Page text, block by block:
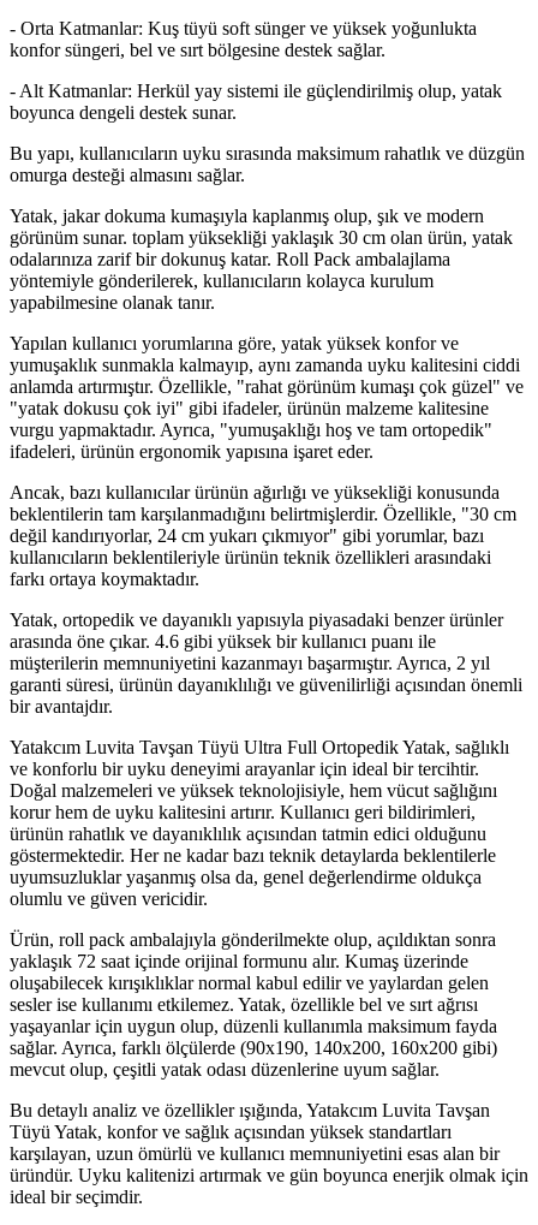
- Orta Katmanlar: Kuş tüyü soft sünger ve yüksek yoğunlukta
konfor süngeri, bel ve sırt bölgesine destek sağlar.
- Alt Katmanlar: Herkül yay sistemi ile güçlendirilmiş olup, yatak
boyunca dengeli destek sunar.
Bu yapı, kullanıcıların uyku sırasında maksimum rahatlık ve düzgün
omurga desteği almasını sağlar.
Yatak, jakar dokuma kumaşıyla kaplanmış olup, şık ve modern
görünüm sunar. toplam yüksekliği yaklaşık 30 cm olan ürün, yatak
odalarınıza zarif bir dokunuş katar. Roll Pack ambalajlama
yöntemiyle gönderilerek, kullanıcıların kolayca kurulum
yapabilmesine olanak tanır.
Yapılan kullanıcı yorumlarına göre, yatak yüksek konfor ve
yumuşaklık sunmakla kalmayıp, aynı zamanda uyku kalitesini ciddi
anlamda artırmıştır. Özellikle, "rahat görünüm kumaşı çok güzel" ve
"yatak dokusu çok iyi" gibi ifadeler, ürünün malzeme kalitesine
vurgu yapmaktadır. Ayrıca, "yumuşaklığı hoş ve tam ortopedik"
ifadeleri, ürünün ergonomik yapısına işaret eder.
Ancak, bazı kullanıcılar ürünün ağırlığı ve yüksekliği konusunda
beklentilerin tam karşılanmadığını belirtmişlerdir. Özellikle, "30 cm
değil kandırıyorlar, 24 cm yukarı çıkmıyor" gibi yorumlar, bazı
kullanıcıların beklentileriyle ürünün teknik özellikleri arasındaki
farkı ortaya koymaktadır.
Yatak, ortopedik ve dayanıklı yapısıyla piyasadaki benzer ürünler
arasında öne çıkar. 4.6 gibi yüksek bir kullanıcı puanı ile
müşterilerin memnuniyetini kazanmayı başarmıştır. Ayrıca, 2 yıl
garanti süresi, ürünün dayanıklılığı ve güvenilirliği açısından önemli
bir avantajdır.
Yatakcım Luvita Tavşan Tüyü Ultra Full Ortopedik Yatak, sağlıklı
ve konforlu bir uyku deneyimi arayanlar için ideal bir tercihtir.
Doğal malzemeleri ve yüksek teknolojisiyle, hem vücut sağlığını
korur hem de uyku kalitesini artırır. Kullanıcı geri bildirimleri,
ürünün rahatlık ve dayanıklılık açısından tatmin edici olduğunu
göstermektedir. Her ne kadar bazı teknik detaylarda beklentilerle
uyumsuzluklar yaşanmış olsa da, genel değerlendirme oldukça
olumlu ve güven vericidir.
Ürün, roll pack ambalajıyla gönderilmekte olup, açıldıktan sonra
yaklaşık 72 saat içinde orijinal formunu alır. Kumaş üzerinde
oluşabilecek kırışıklıklar normal kabul edilir ve yaylardan gelen
sesler ise kullanımı etkilemez. Yatak, özellikle bel ve sırt ağrısı
yaşayanlar için uygun olup, düzenli kullanımla maksimum fayda
sağlar. Ayrıca, farklı ölçülerde (90x190, 140x200, 160x200 gibi)
mevcut olup, çeşitli yatak odası düzenlerine uyum sağlar.
Bu detaylı analiz ve özellikler ışığında, Yatakcım Luvita Tavşan
Tüyü Yatak, konfor ve sağlık açısından yüksek standartları
karşılayan, uzun ömürlü ve kullanıcı memnuniyetini esas alan bir
üründür. Uyku kalitenizi artırmak ve gün boyunca enerjik olmak için
ideal bir seçimdir.